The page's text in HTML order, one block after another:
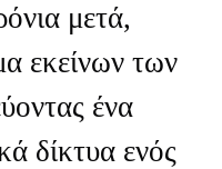
μετά,
εκείνων των
ένα
δίκτυα ενός